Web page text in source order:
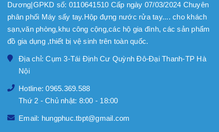
Dương|GPKD số: 0110641510 Cấp ngày 07/03/2024 Chuyên
phân phối Máy sấy tay.Hộp đựng nước rửa tay.... cho khách
sạn,văn phòng,khu công cộng,các hộ gia đình, các sản phẩm
đồ gia dụng ,thiết bị vệ sinh trên toàn quốc.
Địa chỉ: Cụm 3-Tái Định Cư Quỳnh Đô-Đại Thanh-TP Hà
Nội
Hotline: 0965.369.588
Thứ 2 - Chủ nhật: 8:00 - 18:00
Email: hungphuc.tbpt@gmail.com